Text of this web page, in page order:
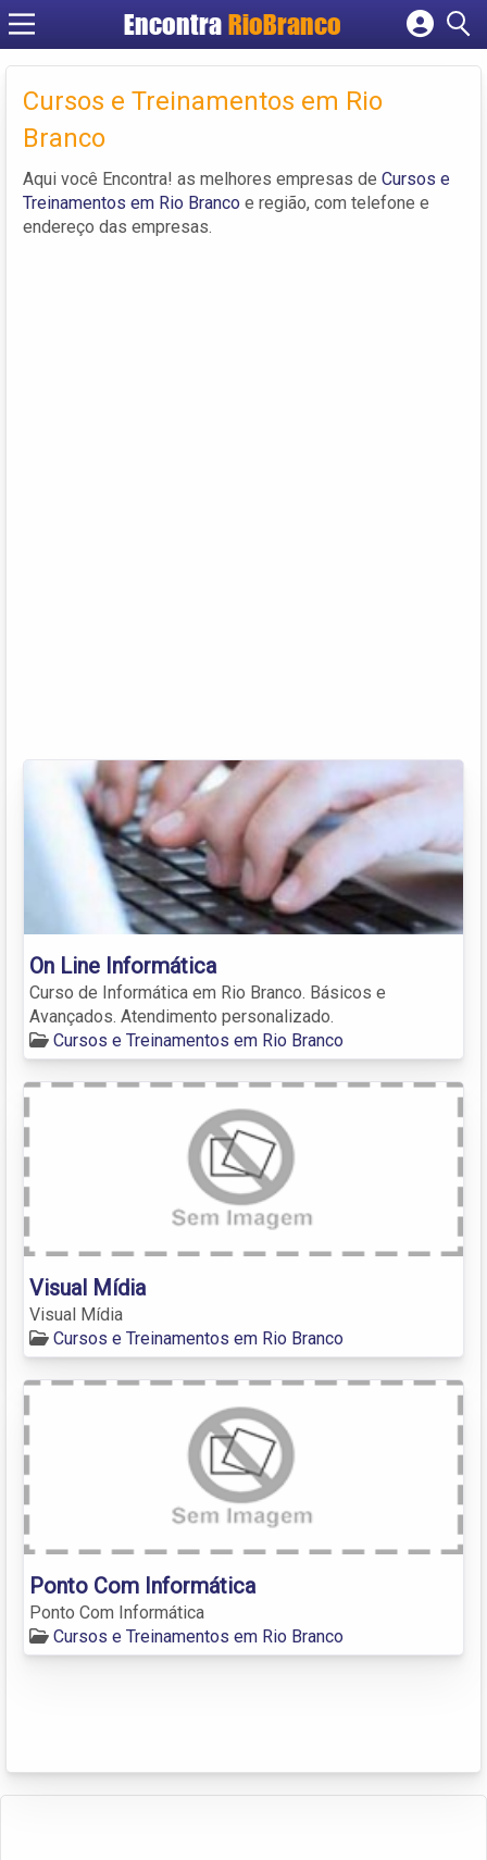
Encontra RioBranco
Cadastrar empresa
Criar conta
Cursos e Treinamentos em Rio
Branco
Aqui você Encontra! as melhores empresas de Cursos e
Treinamentos em Rio Branco e região, com telefone e
endereço das empresas.
On Line Informática
Curso de Informática em Rio Branco. Básicos e
Avançados. Atendimento personalizado.
Cursos e Treinamentos em Rio Branco
Visual Mídia
Visual Mídia
Cursos e Treinamentos em Rio Branco
Ponto Com Informática
Ponto Com Informática
Cursos e Treinamentos em Rio Branco